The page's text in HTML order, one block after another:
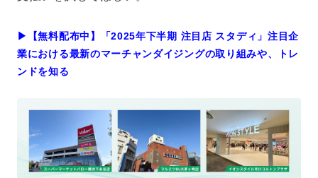
▶︎【無料配布中】「2025年下半期 注目店 スタディ」注目企
業における最新のマーチャンダイジングの取り組みや、トレ
ンドを知る